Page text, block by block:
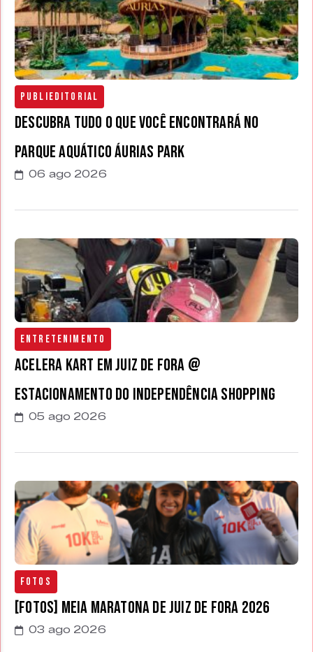
Publieditorial
Descubra tudo o que você encontrará no
parque aquático Áurias Park
06 ago 2026
Entretenimento
Acelera Kart em Juiz de Fora @
estacionamento do Independência Shopping
05 ago 2026
Fotos
[FOTOS] Meia Maratona de Juiz de Fora 2026
03 ago 2026